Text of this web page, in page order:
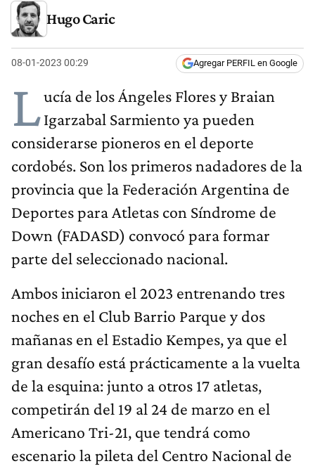
Hugo Caric
08-01-2023 00:29 Agregar PERFIL en Google
Lucía de los Ángeles Flores y Braian
Igarzabal Sarmiento ya pueden
considerarse pioneros en el deporte
cordobés. Son los primeros nadadores de la
provincia que la Federación Argentina de
Deportes para Atletas con Síndrome de
Down (FADASD) convocó para formar
parte del seleccionado nacional.
Ambos iniciaron el 2023 entrenando tres
noches en el Club Barrio Parque y dos
mañanas en el Estadio Kempes, ya que el
gran desafío está prácticamente a la vuelta
de la esquina: junto a otros 17 atletas,
competirán del 19 al 24 de marzo en el
Americano Tri-21, que tendrá como
escenario la pileta del Centro Nacional de